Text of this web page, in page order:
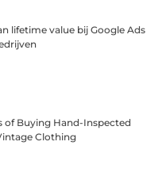
lifetime value bij Google Ads
of Buying Hand-Inspected
Clothing